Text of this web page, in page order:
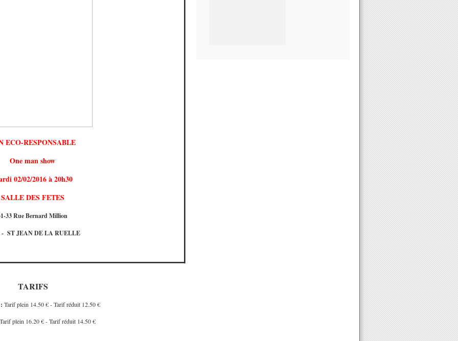
ECO-RESPONSABLE
One man show
02/02/2016 à 20h30
SALLE DES FETES
33 Rue Bernard Million
- ST JEAN DE LA RUELLE
TARIFS
Tarif plein 14.50 € - Tarif réduit 12.50 €
plein 16.20 € - Tarif réduit 14.50 €